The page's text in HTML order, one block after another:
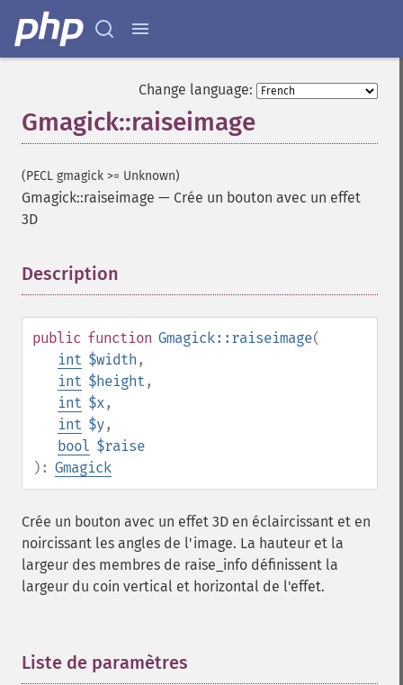
Change language:
Gmagick::raiseimage
(PECL gmagick >= Unknown)
Gmagick::raiseimage — Crée un bouton avec un effet
3D
Description
public function Gmagick::raiseimage(
int $width ,
int $height ,
int $x,
int $y,
bool $raise
): Gmagick
Crée un bouton avec un effet 3D en éclaircissant et en
noircissant les angles de l'image. La hauteur et la
largeur des membres de raise_info définissent la
largeur du coin vertical et horizontal de l'effet.
Liste de paramètres